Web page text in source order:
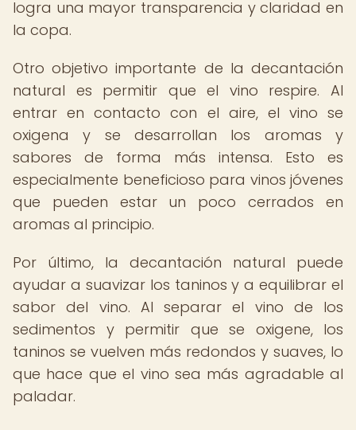
logra una mayor transparencia y claridad en
la copa.
Otro objetivo importante de la decantación
natural es permitir que el vino respire. Al
entrar en contacto con el aire, el vino se
oxigena y se desarrollan los aromas y
sabores de forma más intensa. Esto es
especialmente beneficioso para vinos jóvenes
que pueden estar un poco cerrados en
aromas al principio.
Por último, la decantación natural puede
ayudar a suavizar los taninos y a equilibrar el
sabor del vino. Al separar el vino de los
sedimentos y permitir que se oxigene, los
taninos se vuelven más redondos y suaves, lo
que hace que el vino sea más agradable al
paladar.